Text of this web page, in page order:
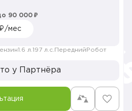
90 000 ₽
₽/мес
1.6 л. 197 л.с. Передний Робот
у Партнёра